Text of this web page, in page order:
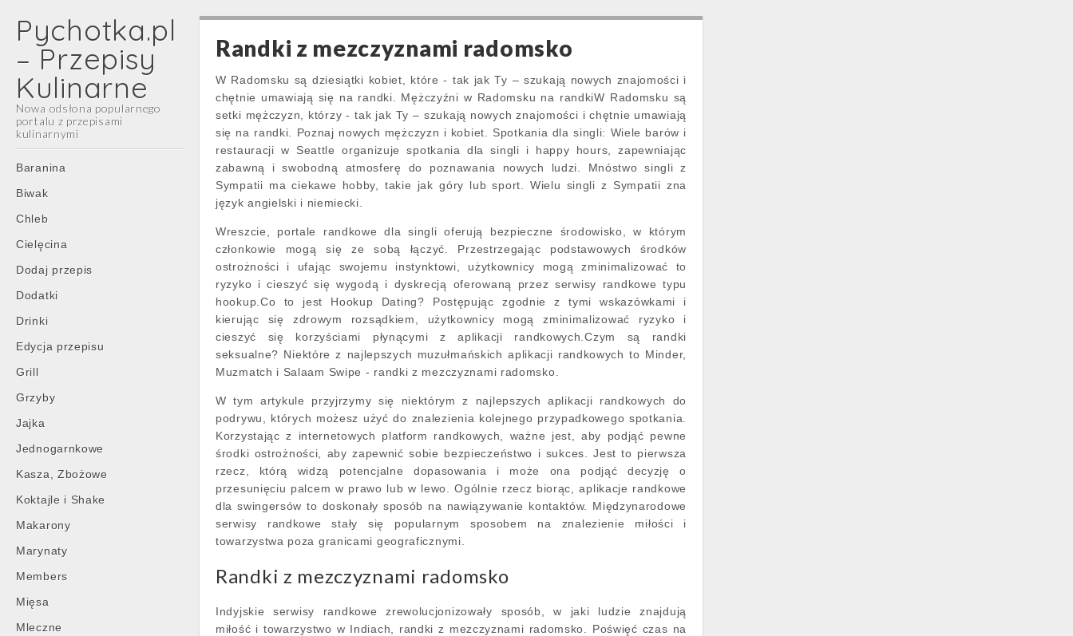
Pychotka.pl
– Przepisy
Kulinarne
Nowa odsłona popularnego
portalu z przepisami
kulinarnymi
Main
menu
Skip
content
Baranina
Biwak
Chleb
Cielęcina
Dodaj przepis
Dodatki
Drinki
Edycja przepisu
Grill
Grzyby
Jajka
Jednogarnkowe
Kasza, Zbożowe
Koktajle i Shake
Makarony
Marynaty
Members
Mięsa
Mleczne
Randki z mezczyznami radomsko
W Radomsku są dziesiątki kobiet, które - tak jak Ty – szukają nowych znajomości i
chętnie umawiają się na randki. Mężczyźni w Radomsku na randkiW Radomsku są
setki mężczyzn, którzy - tak jak Ty – szukają nowych znajomości i chętnie umawiają
się na randki. Poznaj nowych mężczyzn i kobiet. Spotkania dla singli: Wiele barów i
restauracji w Seattle organizuje spotkania dla singli i happy hours, zapewniając
zabawną i swobodną atmosferę do poznawania nowych ludzi. Mnóstwo singli z
Sympatii ma ciekawe hobby, takie jak góry lub sport. Wielu singli z Sympatii zna
język angielski i niemiecki.
Wreszcie, portale randkowe dla singli oferują bezpieczne środowisko, w którym
członkowie mogą się ze sobą łączyć. Przestrzegając podstawowych środków
ostrożności i ufając swojemu instynktowi, użytkownicy mogą zminimalizować to
ryzyko i cieszyć się wygodą i dyskrecją oferowaną przez serwisy randkowe typu
hookup.Co to jest Hookup Dating? Postępując zgodnie z tymi wskazówkami i
kierując się zdrowym rozsądkiem, użytkownicy mogą zminimalizować ryzyko i
cieszyć się korzyściami płynącymi z aplikacji randkowych.Czym są randki
seksualne? Niektóre z najlepszych muzułmańskich aplikacji randkowych to Minder,
Muzmatch i Salaam Swipe - randki z mezczyznami radomsko.
W tym artykule przyjrzymy się niektórym z najlepszych aplikacji randkowych do
podrywu, których możesz użyć do znalezienia kolejnego przypadkowego spotkania.
Korzystając z internetowych platform randkowych, ważne jest, aby podjąć pewne
środki ostrożności, aby zapewnić sobie bezpieczeństwo i sukces. Jest to pierwsza
rzecz, którą widzą potencjalne dopasowania i może ona podjąć decyzję o
przesunięciu palcem w prawo lub w lewo. Ogólnie rzecz biorąc, aplikacje randkowe
dla swingersów to doskonały sposób na nawiązywanie kontaktów. Międzynarodowe
serwisy randkowe stały się popularnym sposobem na znalezienie miłości i
towarzystwa poza granicami geograficznymi.
Randki z mezczyznami radomsko
Indyjskie serwisy randkowe zrewolucjonizowały sposób, w jaki ludzie znajdują
miłość i towarzystwo w Indiach, randki z mezczyznami radomsko. Poświęć czas na